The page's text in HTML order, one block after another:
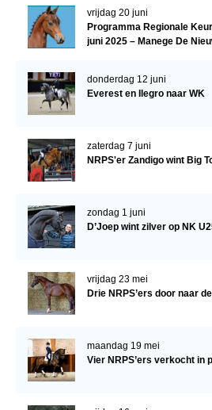
vrijdag 20 juni
Programma Regionale
juni 2025 – Manege De
donderdag 12 juni
Everest en Ilegro naar WK
zaterdag 7 juni
NRPS'er Zandigo wint Big
zondag 1 juni
D’Joep wint zilver op NK
vrijdag 23 mei
Drie NRPS’ers door naar
maandag 19 mei
Vier NRPS’ers verkocht in